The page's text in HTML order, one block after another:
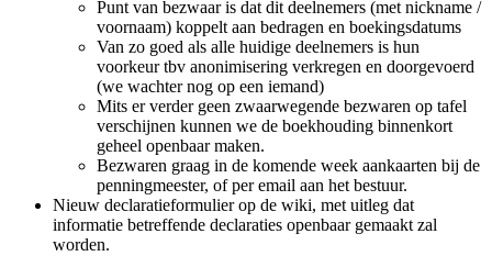
Punt van bezwaar is dat dit deelnemers (met nickname /
voornaam) koppelt aan bedragen en boekingsdatums
Van zo goed als alle huidige deelnemers is hun
voorkeur tbv anonimisering verkregen en doorgevoerd
(we wachter nog op een iemand)
Mits er verder geen zwaarwegende bezwaren op tafel
verschijnen kunnen we de boekhouding binnenkort
geheel openbaar maken.
Bezwaren graag in de komende week aankaarten bij de
penningmeester, of per email aan het bestuur.
Nieuw declaratieformulier op de wiki, met uitleg dat
informatie betreffende declaraties openbaar gemaakt zal
worden.